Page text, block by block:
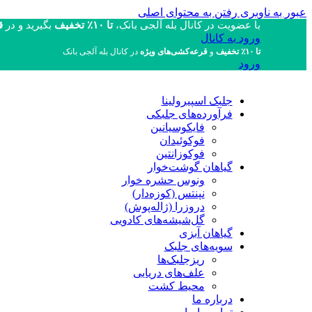
عبور به ناوبری رفتن به محتوای اصلی
با عضویت در کانال بله آلجی بانک، تا ۱۰٪ تخفیف بگیرید و در
ورود به کانال
تا ۱۰٪ تخفیف و قرعه‌کشی‌های ویژه در کانال بله آلجی بانک
ورود
جلبک اسپیرولینا
فرآورده‌های جلبکی
فایکوسیانین
فوکوئیدان
فوکوزانتین
گیاهان گوشت‌خوار
ونوس حشره خوار
نپنتس (کوزه‌دار)
دروزرا (ژاله‌پوش)
گل‌شیشه‌های کادویی
گیاهان آبزی
سویه‌های جلبک
ریزجلبک‌ها
علف‌های دریایی
محیط کشت
درباره ما